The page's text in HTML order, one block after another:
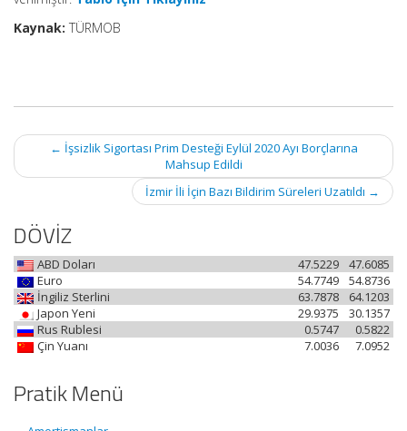
Kaynak: TÜRMOB
Post
navigation
← İşsizlik Sigortası Prim Desteği Eylül 2020 Ayı Borçlarına
Mahsup Edildi
İzmir İli İçin Bazı Bildirim Süreleri Uzatıldı →
DÖVİZ
ABD Doları 47.6085
47.5229
Euro
54.8736
54.7749
İngiliz Sterlini
64.1203
63.7878
Japon Yeni
30.1357
29.9375
Rus Rublesi
0.5822
0.5747
Çin Yuanı
7.0952
7.0036
Pratik Menü